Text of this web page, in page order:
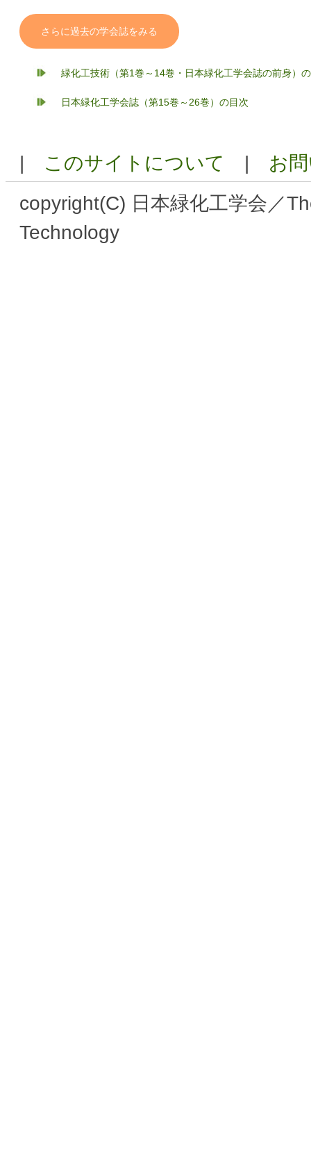
さらに過去の学会誌をみる
緑化工技術（第1巻～14巻・日本緑化工学会誌の前身
日本緑化工学会誌（第15巻～26巻）の目次
| このサイトについて | お
copyright(C) 日本緑化工学会／
Technology